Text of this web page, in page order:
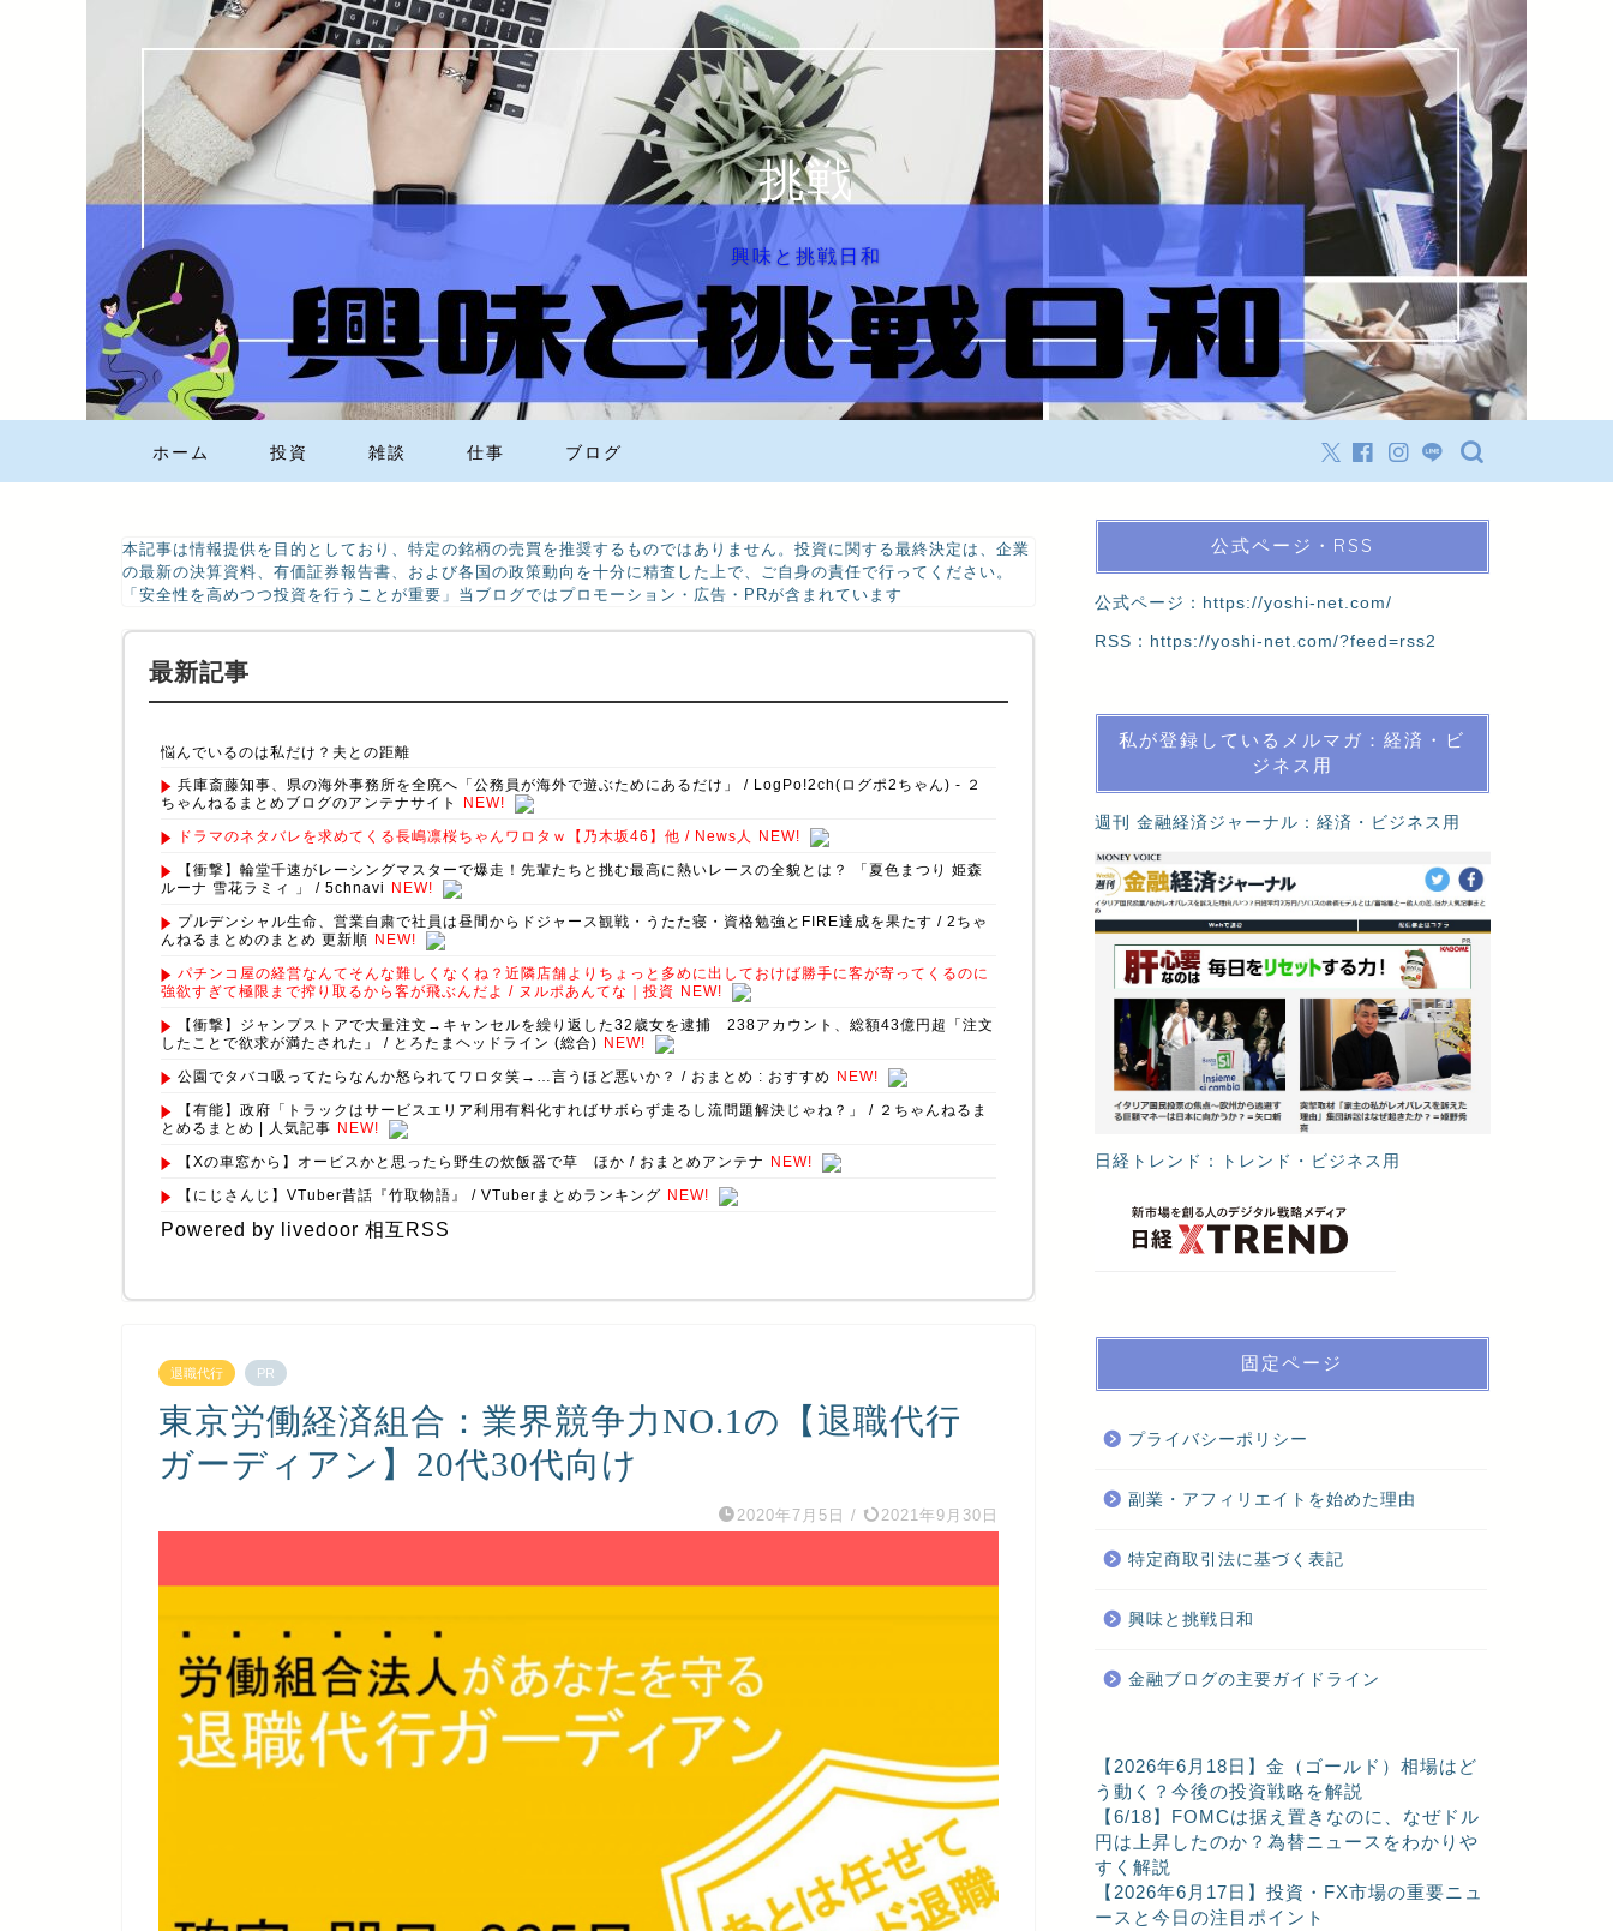
挑戦
興味と挑戦日和
ホーム 投資 雑談 仕事 ブログ
本記事は情報提供を目的としており、特定の銘柄の売買を推奨するものではありません。投資に関する最終決定は、企業
の最新の決算資料、有価証券報告書、および各国の政策動向を十分に精査した上で、ご自身の責任で行ってください。
「安全性を高めつつ投資を行うことが重要」当ブログではプロモーション・広告・PRが含まれています
最新記事
悩んでいるのは私だけ？夫との距離
兵庫斎藤知事、県の海外事務所を全廃へ「公務員が海外で遊ぶためにあるだけ」 / LogPo!2ch(ログポ2ちゃん) - ２
ちゃんねるまとめブログのアンテナサイト
NEW!
ドラマのネタバレを求めてくる長嶋凛桜ちゃんワロタｗ【乃木坂46】他 / News人
NEW!
【衝撃】輪堂千速がレーシングマスターで爆走！先輩たちと挑む最高に熱いレースの全貌とは？ 「夏色まつり 姫森
ルーナ 雪花ラミィ 」 / 5chnavi
NEW!
プルデンシャル生命、営業自粛で社員は昼間からドジャース観戦・うたた寝・資格勉強とFIRE達成を果たす / 2ちゃ
んねるまとめのまとめ 更新順 NEW!
パチンコ屋の経営なんてそんな難しくなくね？近隣店舗よりちょっと多めに出しておけば勝手に客が寄ってくるのに
強欲すぎて極限まで搾り取るから客が飛ぶんだよ / ヌルポあんてな｜投資 NEW!
【衝撃】ジャンプストアで大量注文→キャンセルを繰り返した32歳女を逮捕 238アカウント、総額43億円超「注文
したことで欲求が満たされた」 / とろたまヘッドライン (総合) NEW!
公園でタバコ吸ってたらなんか怒られてワロタ笑→…言うほど悪いか？ / おまとめ : おすすめ
NEW!
【有能】政府「トラックはサービスエリア利用有料化すればサボらず走るし流問題解決じゃね？」 / ２ちゃんねるま
とめるまとめ | 人気記事 NEW!
【Xの車窓から】オービスかと思ったら野生の炊飯器で草 ほか / おまとめアンテナ
NEW!
【にじさんじ】VTuber昔話『竹取物語』 / VTuberまとめランキング NEW!
Powered by livedoor 相互RSS
退職代行 PR
東京労働経済組合：業界競争力NO.1の【退職代行
ガーディアン】20代30代向け
2020年7月5日 / 2021年9月30日
公式ページ・RSS
公式ページ： https://yoshi-net.com/
RSS： https://yoshi-net.com/?feed=rss2
私が登録しているメルマガ：経済・ビ
ジネス用
週刊 金融経済ジャーナル：経済・ビジネス用
日経トレンド：トレンド・ビジネス用
固定ページ
プライバシーポリシー
副業・アフィリエイトを始めた理由
特定商取引法に基づく表記
興味と挑戦日和
金融ブログの主要ガイドライン
【2026年6月18日】金（ゴールド）相場はど
う動く？今後の投資戦略を解説
【6/18】FOMCは据え置きなのに、なぜドル
円は上昇したのか？為替ニュースをわかりや
すく解説
【2026年6月17日】投資・FX市場の重要ニュ
ースと今日の注目ポイント